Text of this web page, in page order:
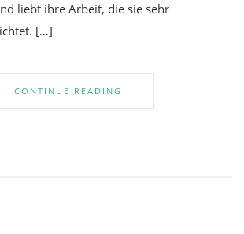
liebt ihre Arbeit, die sie sehr
[…]
CONTINUE READING